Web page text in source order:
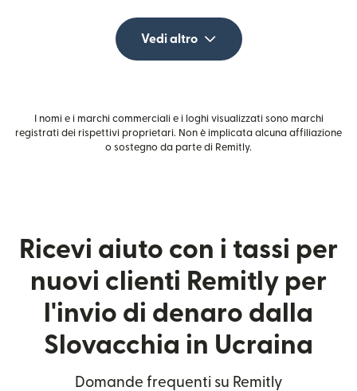
Vedi altro
I nomi e i marchi commerciali e i loghi visualizzati sono marchi
registrati dei rispettivi proprietari. Non è implicata alcuna affiliazione
o sostegno da parte di Remitly.
Ricevi aiuto con i tassi per
nuovi clienti Remitly per
l'invio di denaro dalla
Slovacchia in Ucraina
Domande frequenti su Remitly